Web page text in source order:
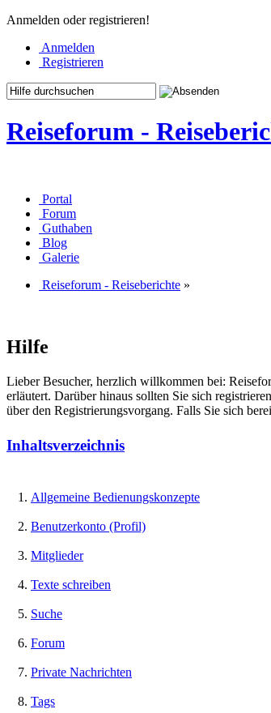
Anmelden oder registrieren!
Anmelden
Registrieren
Reiseforum -
Portal
Forum
Guthaben
Blog
Galerie
Reiseforum - Reiseberichte »
Hilfe
Lieber Besucher, herzlich willkommen bei:
erläutert. Darüber hinaus sollten Sie sich
über den Registrierungsvorgang. Falls Sie sich
Inhaltsverzeichnis
Allgemeine Bedienungskonzepte
Benutzerkonto (Profil)
Mitglieder
Texte schreiben
Suche
Forum
Private Nachrichten
Tags